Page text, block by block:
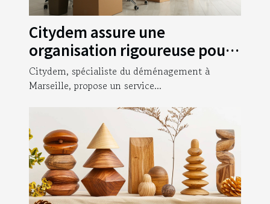
Citydem assure une
organisation rigoureuse pour
votre déménagement
d’entreprise à Marseille !
Citydem, spécialiste du déménagement à
Marseille, propose un service...